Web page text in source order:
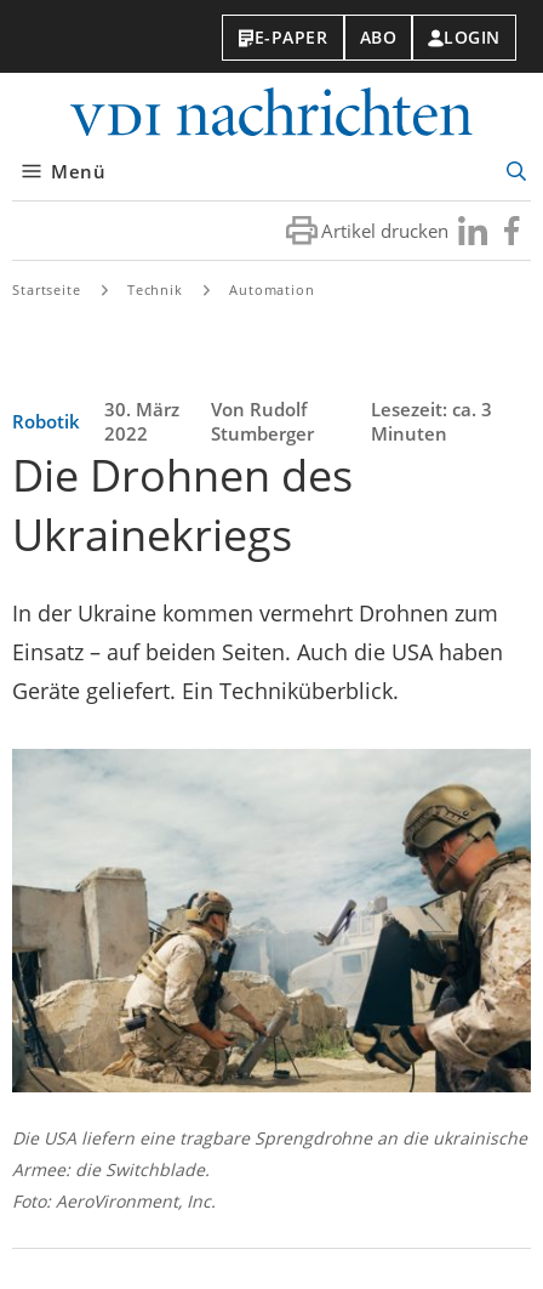
E-PAPER ABO LOGIN
Menü
Artikel drucken Besuchen
Sie
Sie
Startseite Technik Automation
Robotik
30. März
2022
Von Rudolf
Stumberger
Lesezeit: ca. 3
Minuten
Die Drohnen des
Ukrainekriegs
In der Ukraine kommen vermehrt Drohnen zum
Einsatz – auf beiden Seiten. Auch die USA haben
Geräte geliefert. Ein Techniküberblick.
Die USA liefern eine tragbare Sprengdrohne an die ukrainische
Armee: die Switchblade.
Foto: AeroVironment, Inc.